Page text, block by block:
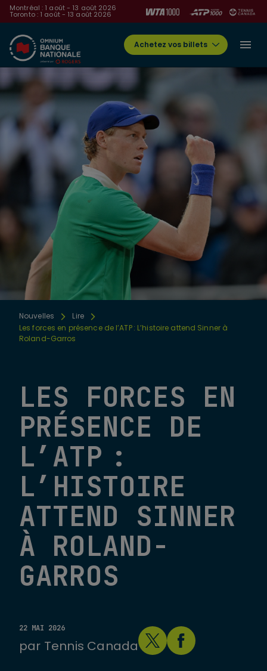
Montréal : 1 août - 13 août 2026
Toronto : 1 août - 13 août 2026
Achetez vos billets
Nouvelles
Lire
Les forces en présence de l’ATP : L’histoire attend Sinner à
Roland-Garros
LES FORCES EN
PRÉSENCE DE
L’ATP :
L’HISTOIRE
ATTEND SINNER
À ROLAND-
GARROS
22 MAI 2026
par Tennis Canada